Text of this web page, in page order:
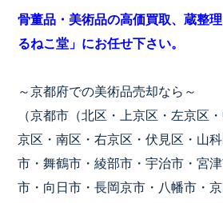
骨董品・美術品の高価買取、蔵整
るねこ堂」にお任せ下さい。
～京都府での美術品売却なら～
（京都市（北区・上京区・左京区
京区・南区・右京区・伏見区・山
市・舞鶴市・綾部市・宇治市・宮
市・向日市・長岡京市・八幡市・